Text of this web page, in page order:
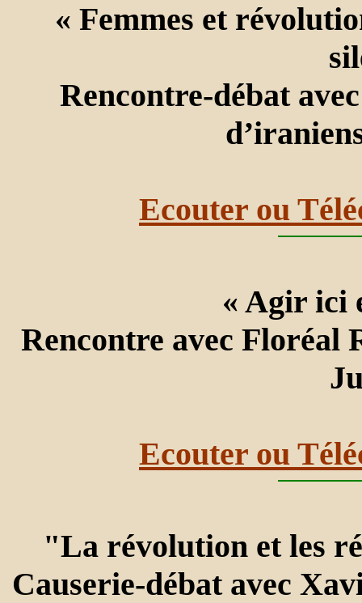
« Femmes et
Rencontre-débat
Ecouter ou
« Agir ici
Rencontre avec Floréal
Ecouter ou
"La révolution et les
Causerie-débat avec